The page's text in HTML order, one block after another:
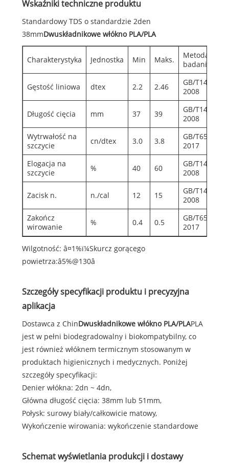
Wskaźniki techniczne produktu
Standardowy TDS o standardzie 2den
38mmDwuskładnikowe włókno PLA/PLA
Charakterystyka Jednostka Min Maks.
Metoda
badania
Gęstość liniowa dtex 2.2 2.46
GB/T14335-
2008
Długość cięcia mm 37 39
GB/T14336-
2008
Wytrwałość na
szczycie
cn/dtex 3.0 3.8
GB/T6504-
2017
Elogacja na
szczycie
% 40 60
GB/T14337-
2008
Zacisk n. n./cal 12 15
GB/T14328-
2008
Zakończ
wirowanie
% 0.4 0.5
GB/T6504-
2017
Wilgotność: â¤1%ï¼Skurcz gorącego
powietrza:â5%@130â
Szczegóły specyfikacji produktu i precyzyjna
aplikacja
Dostawca z ChinDwuskładnikowe włókno PLA/PLAPLA
jest w pełni biodegradowalny i biokompatybilny, co
jest również włóknem termicznym stosowanym w
produktach higienicznych i medycznych. Poniżej
szczegóły specyfikacji:
Denier włókna: 2dn ~ 4dn,
Główna długość cięcia: 38mm lub 51mm,
Połysk: surowy biały/całkowicie matowy,
Wykończenie wirowania: wykończenie standardowe
Schemat wyświetlania produkcji i dostawy